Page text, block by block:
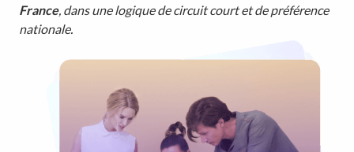
France, dans une logique de circuit court et de préférence
nationale.